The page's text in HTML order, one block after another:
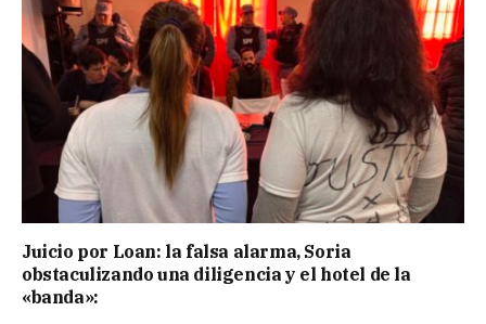
Juicio por Loan: la falsa alarma, Soria
obstaculizando una diligencia y el hotel de la
«banda»: